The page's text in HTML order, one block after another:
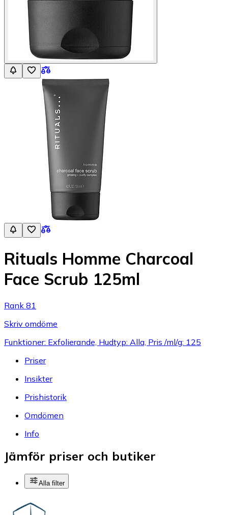
Rituals Homme Charcoal
Face Scrub 125ml
Rank 81
Skriv omdöme
Funktioner: Exfolierande, Hudtyp: Alla, Pris /ml/g: 125
Priser
Insikter
Prishistorik
Omdömen
Info
Jämför priser och butiker
Alla filter